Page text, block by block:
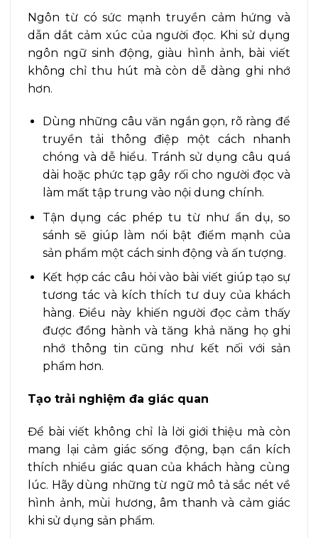
Ngôn từ có sức mạnh truyền cảm hứng và
dẫn dắt cảm xúc của người đọc. Khi sử dụng
ngôn ngữ sinh động, giàu hình ảnh, bài viết
không chỉ thu hút mà còn dễ dàng ghi nhớ
hơn.
Dùng những câu văn ngắn gọn, rõ ràng để
truyền tải thông điệp một cách nhanh
chóng và dễ hiểu. Tránh sử dụng câu quá
dài hoặc phức tạp gây rối cho người đọc và
làm mất tập trung vào nội dung chính.
Tận dụng các phép tu từ như ẩn dụ, so
sánh sẽ giúp làm nổi bật điểm mạnh của
sản phẩm một cách sinh động và ấn tượng.
Kết hợp các câu hỏi vào bài viết giúp tạo sự
tương tác và kích thích tư duy của khách
hàng. Điều này khiến người đọc cảm thấy
được đồng hành và tăng khả năng họ ghi
nhớ thông tin cũng như kết nối với sản
phẩm hơn.
Tạo trải nghiệm đa giác quan
Để bài viết không chỉ là lời giới thiệu mà còn
mang lại cảm giác sống động, bạn cần kích
thích nhiều giác quan của khách hàng cùng
lúc. Hãy dùng những từ ngữ mô tả sắc nét về
hình ảnh, mùi hương, âm thanh và cảm giác
khi sử dụng sản phẩm.